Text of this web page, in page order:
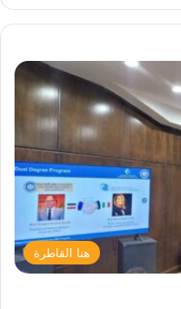
هنا القاطرة